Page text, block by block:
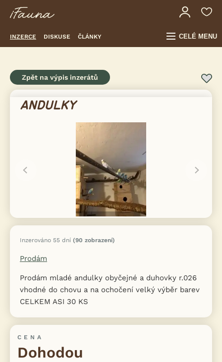
INZERCE DISKUSE ČLÁNKY CELÉ MENU
Zpět na výpis inzerátů
Inzerováno 55 dní (90 zobrazení)
Prodám
Prodám mladé andulky obyčejné a duhovky r.026
vhodné do chovu a na ochočení velký výběr barev
CELKEM ASI 30 KS
CENA
Dohodou
ANDULKY